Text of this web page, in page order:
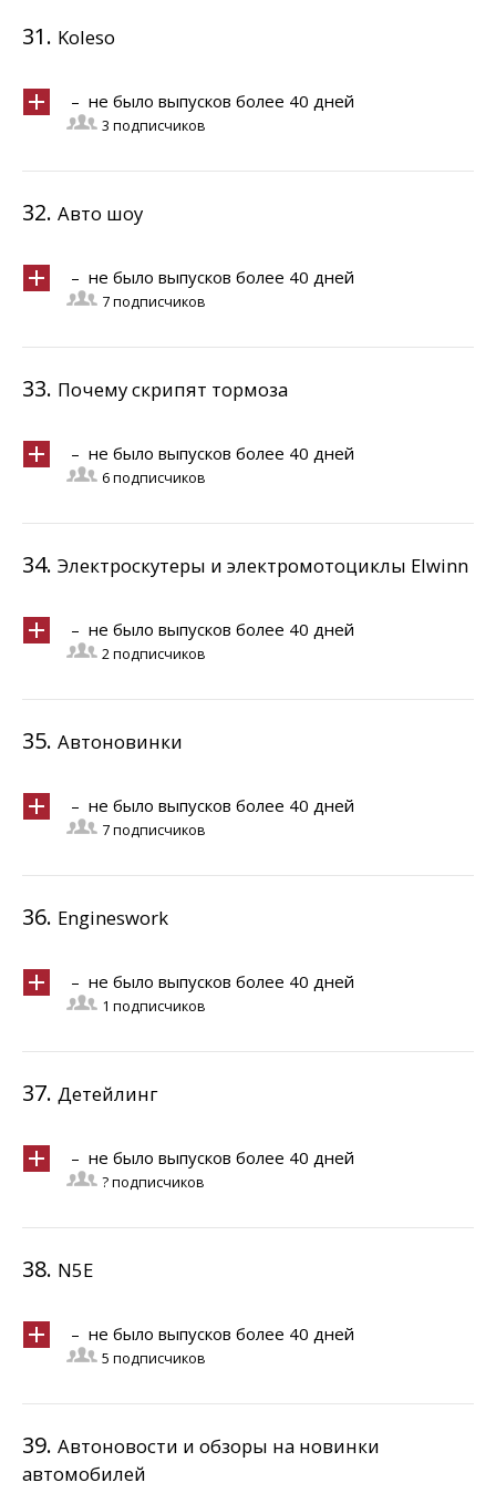
31. Koleso
– не было выпусков более 40 дней
3 подписчиков
32. Авто шоу
– не было выпусков более 40 дней
7 подписчиков
33. Почему скрипят тормоза
– не было выпусков более 40 дней
6 подписчиков
34. Электроскутеры и электромотоциклы Elwinn
– не было выпусков более 40 дней
2 подписчиков
35. Автоновинки
– не было выпусков более 40 дней
7 подписчиков
36. Engineswork
– не было выпусков более 40 дней
1 подписчиков
37. Детейлинг
– не было выпусков более 40 дней
? подписчиков
38. N5E
– не было выпусков более 40 дней
5 подписчиков
39. Автоновости и обзоры на новинки
автомобилей